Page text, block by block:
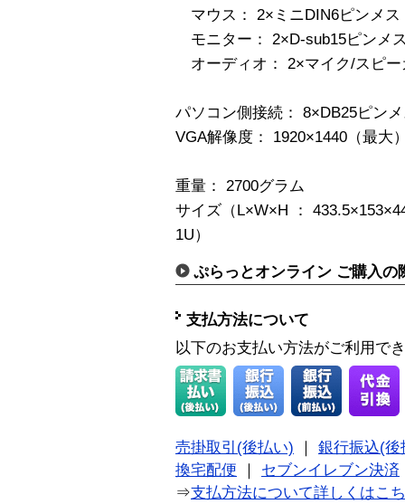
マウス： 2×ミニDIN6ピンメス
モニター： 2×D-sub15ピンメ
オーディオ： 2×マイク/スピー
パソコン側接続： 8×DB25ピン
VGA解像度： 1920×1440（最大
重量： 2700グラム
サイズ（L×W×H ：
1U）
ぷらっとオンライン ご購入の
支払方法について
以下のお支払い方法がご利用で
売掛取引(後払い)
銀行振込(後
換宅配便
セブンイレブン決済
⇒支払方法について詳しくはこ